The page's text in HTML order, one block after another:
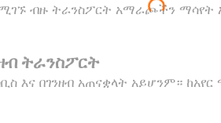
ብዙ ትራንስፖርት አማራጮችን ማሳየት
ትራንስፖርት
እና በገንዘብ አጠናቋላት አይሆንም።